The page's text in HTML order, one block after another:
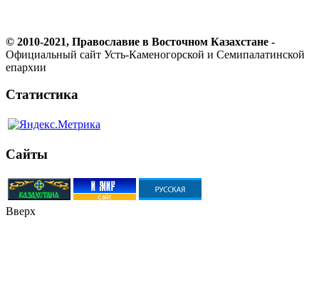
© 2010-2021, Православие в Восточном Казахстане -
Официальный сайт Усть-Каменогорской и Семипалатинской
епархии
Статистика
Сайты
Вверх